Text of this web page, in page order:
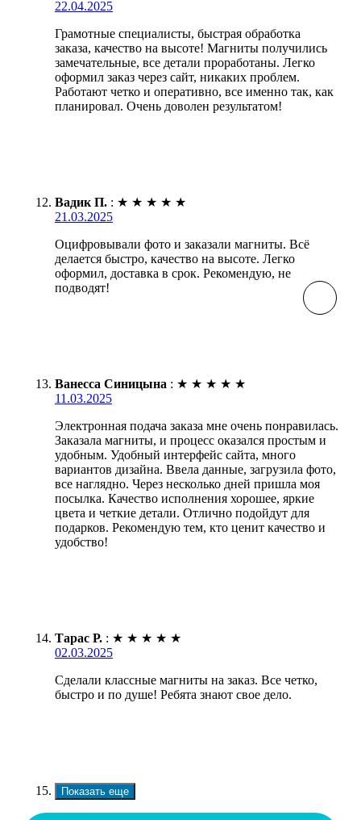
22.04.2025
Грамотные специалисты, быстрая обработка
заказа, качество на высоте! Магниты получились
замечательные, все детали проработаны. Легко
оформил заказ через сайт, никаких проблем.
Работают четко и оперативно, все именно так, как
планировал. Очень доволен результатом!
Вадик П. : ★ ★ ★ ★ ★
21.03.2025
Оцифровывали фото и заказали магниты. Всё
делается быстро, качество на высоте. Легко
оформил, доставка в срок. Рекомендую, не
подводят!
Ванесса Синицына : ★ ★ ★ ★ ★
11.03.2025
Электронная подача заказа мне очень понравилась.
Заказала магниты, и процесс оказался простым и
удобным. Удобный интерфейс сайта, много
вариантов дизайна. Ввела данные, загрузила фото,
все наглядно. Через несколько дней пришла моя
посылка. Качество исполнения хорошее, яркие
цвета и четкие детали. Отлично подойдут для
подарков. Рекомендую тем, кто ценит качество и
удобство!
Тарас Р. : ★ ★ ★ ★ ★
02.03.2025
Сделали классные магниты на заказ. Все четко,
быстро и по душе! Ребята знают свое дело.
Показать еще